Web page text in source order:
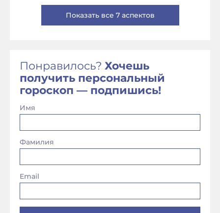
Показать все 7 аспектов
Понравилось? Хочешь
получить персональный
гороскоп — подпишись!
Имя
Фамилия
Email